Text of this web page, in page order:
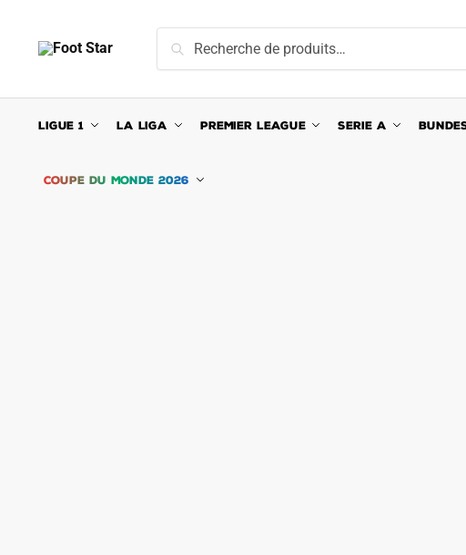
navigation
content
pour :
Recherche
LIGUE 1 LA LIGA PREMIER LEAGUE SERIE A
COUPE DU MONDE 2026